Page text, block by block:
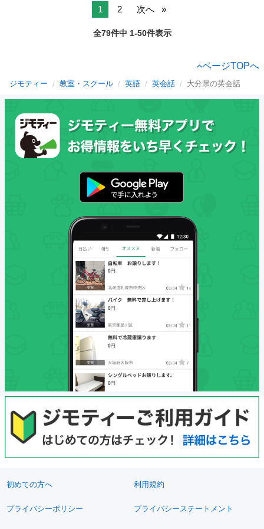
1 2 次へ
全79件中 1-50件表示
ページTOPへ
ジモティー 教室・スクール 英語 英会話 大分県の英会話
初めての方へ 利用規約
プライバシーポリシー プライバシーステートメント